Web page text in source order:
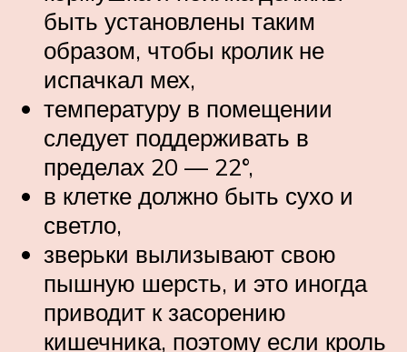
быть установлены таким
образом, чтобы кролик не
испачкал мех,
температуру в помещении
следует поддерживать в
пределах 20 — 22°,
в клетке должно быть сухо и
светло,
зверьки вылизывают свою
пышную шерсть, и это иногда
приводит к засорению
кишечника, поэтому если кроль